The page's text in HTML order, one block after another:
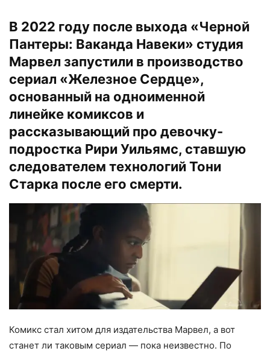
В 2022 году после выхода «Черной
Пантеры: Ваканда Навеки» студия
Марвел запустили в производство
сериал «Железное Сердце»,
основанный на одноименной
линейке комиксов и
рассказывающий про девочку-
подростка Рири Уильямс, ставшую
следователем технологий Тони
Старка после его смерти.
Комикс стал хитом для издательства Марвел, а вот
станет ли таковым сериал — пока неизвестно. По